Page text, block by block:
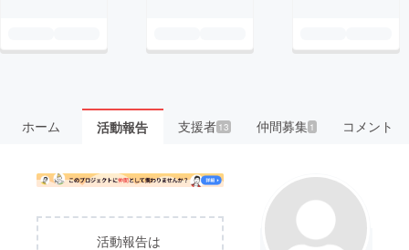
ホーム 活動報告 支援者 13 仲間募集 1 コメント
活動報告は